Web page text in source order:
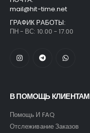
mail@hit-time.net
ГРАФИК РАБОТЫ:
ПН - ВС: 10.00 - 17.00
В ПОМОЩЬ КЛИЕНТАМ
Помощь И FAQ
Отслеживание Заказов